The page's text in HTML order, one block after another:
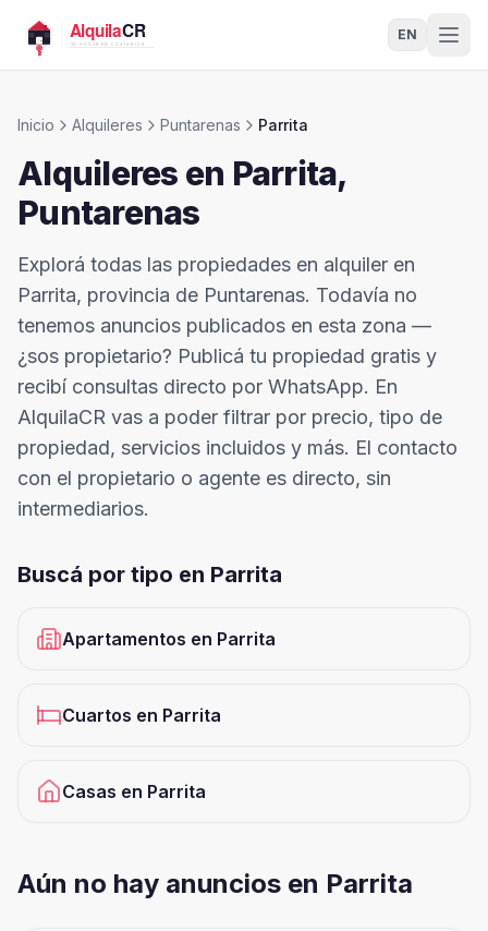
EN
Inicio Alquileres Puntarenas Parrita
Alquileres en Parrita,
Puntarenas
Explorá todas las propiedades en alquiler en
Parrita, provincia de Puntarenas. Todavía no
tenemos anuncios publicados en esta zona —
¿sos propietario? Publicá tu propiedad gratis y
recibí consultas directo por WhatsApp. En
AlquilaCR vas a poder filtrar por precio, tipo de
propiedad, servicios incluidos y más. El contacto
con el propietario o agente es directo, sin
intermediarios.
Buscá por tipo en Parrita
Apartamentos en Parrita
Cuartos en Parrita
Casas en Parrita
Aún no hay anuncios en Parrita